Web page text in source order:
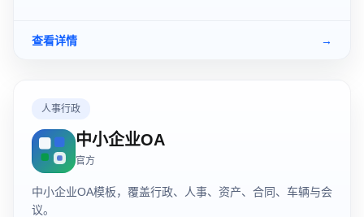
查看详情 →
人事行政
中小企业OA
官方
中小企业OA模板，覆盖行政、人事、资产、合同、车辆与会
议。